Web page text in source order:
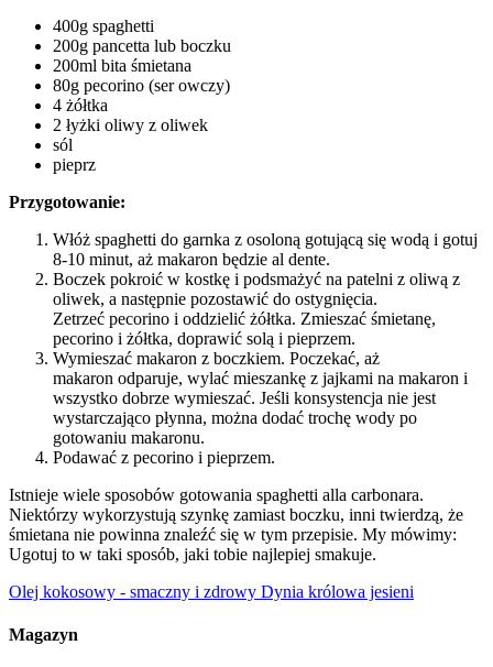
400g spaghetti
200g pancetta lub boczku
200ml bita śmietana
80g pecorino (ser owczy)
4 żółtka
2 łyżki oliwy z oliwek
sól
pieprz
Przygotowanie:
Włóż spaghetti do garnka z osoloną gotującą się wodą i gotuj
8-10 minut, aż makaron będzie al dente.
Boczek pokroić w kostkę i podsmażyć na patelni z oliwą z
oliwek, a następnie pozostawić do ostygnięcia.
Zetrzeć pecorino i oddzielić żółtka. Zmieszać śmietanę,
pecorino i żółtka, doprawić solą i pieprzem.
Wymieszać makaron z boczkiem. Poczekać, aż
makaron odparuje, wylać mieszankę z jajkami na makaron i
wszystko dobrze wymieszać. Jeśli konsystencja nie jest
wystarczająco płynna, można dodać trochę wody po
gotowaniu makaronu.
Podawać z pecorino i pieprzem.
Istnieje wiele sposobów gotowania spaghetti alla carbonara.
Niektórzy wykorzystują szynkę zamiast boczku, inni twierdzą, że
śmietana nie powinna znaleźć się w tym przepisie. My mówimy:
Ugotuj to w taki sposób, jaki tobie najlepiej smakuje.
Olej kokosowy - smaczny i zdrowy Dynia królowa jesieni
Magazyn